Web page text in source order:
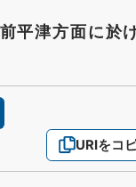
平津方面に於
URIをコ